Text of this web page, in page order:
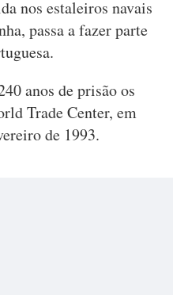
nos estaleiros navais
passa a fazer parte
anos de prisão os
Trade Center, em
de 1993.